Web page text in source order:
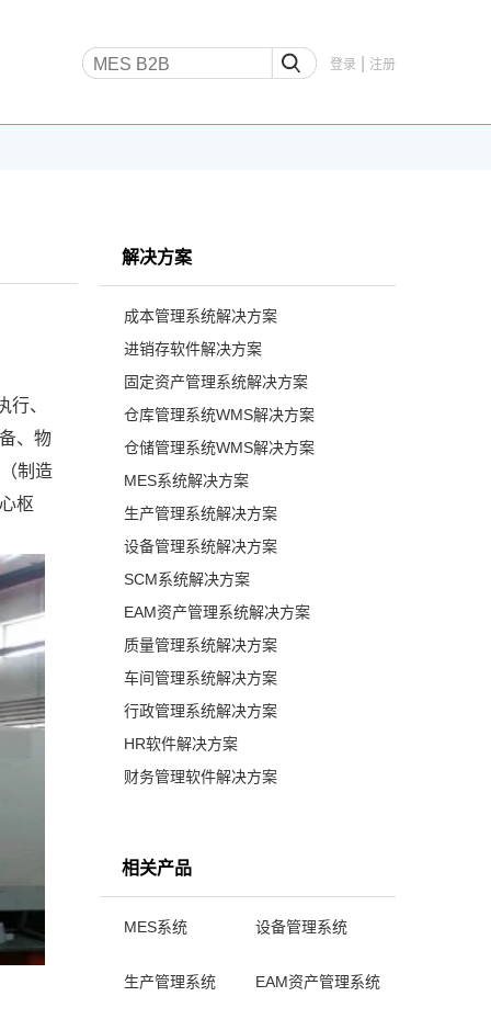
登录 注册
、
、物
制造
枢
解决方案
成本管理系统解决方案
进销存软件解决方案
固定资产管理系统解决方案
仓库管理系统WMS解决方案
仓储管理系统WMS解决方案
MES系统解决方案
生产管理系统解决方案
设备管理系统解决方案
SCM系统解决方案
EAM资产管理系统解决方案
质量管理系统解决方案
车间管理系统解决方案
行政管理系统解决方案
HR软件解决方案
财务管理软件解决方案
相关产品
MES系统 设备管理系统
生产管理系统 EAM资产管理系统